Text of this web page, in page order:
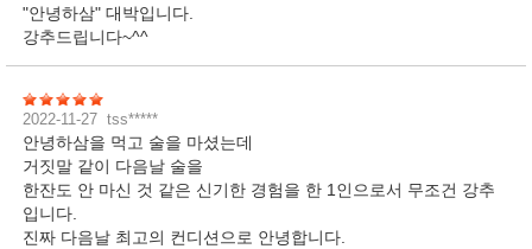
"안녕하삼" 대박입니다.
강추드립니다~^^
2022-11-27 tss*****
안녕하삼을 먹고 술을 마셨는데
거짓말 같이 다음날 술을
한잔도 안 마신 것 같은 신기한 경험을 한 1인으로서 무조건 강추
입니다.
진짜 다음날 최고의 컨디션으로 안녕합니다.